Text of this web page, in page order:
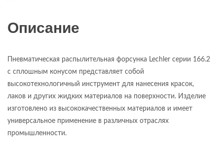
Описание
Пневматическая распылительная форсунка Lechler серии 166.2
с сплошным конусом представляет собой
высокотехнологичный инструмент для нанесения красок,
лаков и других жидких материалов на поверхности. Изделие
изготовлено из высококачественных материалов и имеет
универсальное применение в различных отраслях
промышленности.